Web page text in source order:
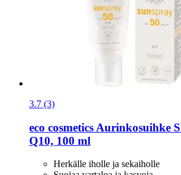
3.7 (3)
eco cosmetics Aurinkosuihke
Q10, 100 ml
Herkälle iholle ja sekaiholle